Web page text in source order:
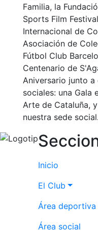
Familia, la
Sports Film
Internacional de
Asociación de
Fútbol Club
Centenario de
Aniversario junto
sociales: una Gala
Arte de Cataluña,
nuestra sede social.
Inicio
El Club
Área deportiva
Área social